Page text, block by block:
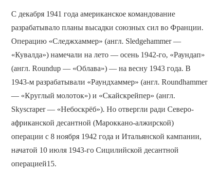
С декабря 1941 года американское командование
разрабатывало планы высадки союзных сил во Франции.
Операцию «Следжхаммер» (англ. Sledgehammer —
«Кувалда») намечали на лето — осень 1942-го, «Раундап»
(англ. Roundup — «Облава») — на весну 1943 года. В
1943-м разрабатывали «Раундхаммер» (англ. Roundhammer
— «Круглый молоток») и «Скайскрейпер» (англ.
Skyscraper — «Небоскрёб»). Но отвергли ради Северо-
африканской десантной (Мароккано-алжирской)
операции с 8 ноября 1942 года и Итальянской кампании,
начатой 10 июля 1943-го Сицилийской десантной
операцией15.